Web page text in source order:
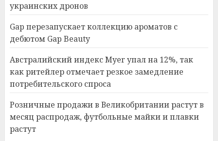
украинских дронов
Gap перезапускает коллекцию ароматов с
дебютом Gap Beauty
Австралийский индекс Myer упал на 12%, так
как ритейлер отмечает резкое замедление
потребительского спроса
Розничные продажи в Великобритании растут в
месяц распродаж, футбольные майки и плавки
растут